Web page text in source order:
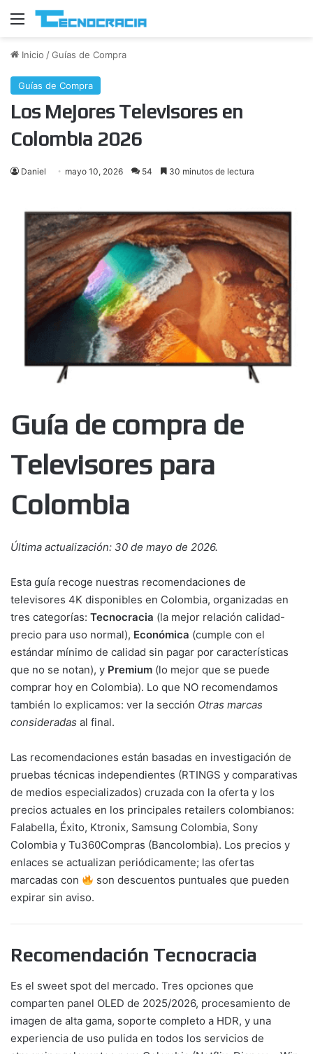
Menú
Inicio /Guías de Compra
Guías de Compra
Los Mejores Televisores en
Colombia 2026
Daniel mayo 10, 2026 54 30 minutos de lectura
Guía de compra de
Televisores para
Colombia
Última actualización: 30 de mayo de 2026.
Esta guía recoge nuestras recomendaciones de
televisores 4K disponibles en Colombia, organizadas en
tres categorías: Tecnocracia (la mejor relación calidad-
precio para uso normal), Económica (cumple con el
estándar mínimo de calidad sin pagar por características
que no se notan), y Premium (lo mejor que se puede
comprar hoy en Colombia). Lo que NO recomendamos
también lo explicamos: ver la sección Otras marcas
consideradas al final.
Las recomendaciones están basadas en investigación de
pruebas técnicas independientes (RTINGS y comparativas
de medios especializados) cruzada con la oferta y los
precios actuales en los principales retailers colombianos:
Falabella, Éxito, Ktronix, Samsung Colombia, Sony
Colombia y Tu360Compras (Bancolombia). Los precios y
enlaces se actualizan periódicamente; las ofertas
marcadas con
son descuentos puntuales que pueden
expirar sin aviso.
Recomendación Tecnocracia
Es el sweet spot del mercado. Tres opciones que
comparten panel OLED de 2025/2026, procesamiento de
imagen de alta gama, soporte completo a HDR, y una
experiencia de uso pulida en todos los servicios de